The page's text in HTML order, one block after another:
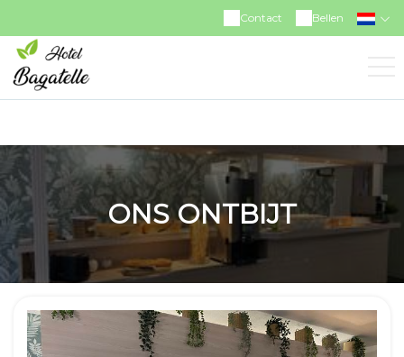
https://www.facebook.com/hotelrestaurantbagatelle
Bellen
Contact
ONS ONTBIJT